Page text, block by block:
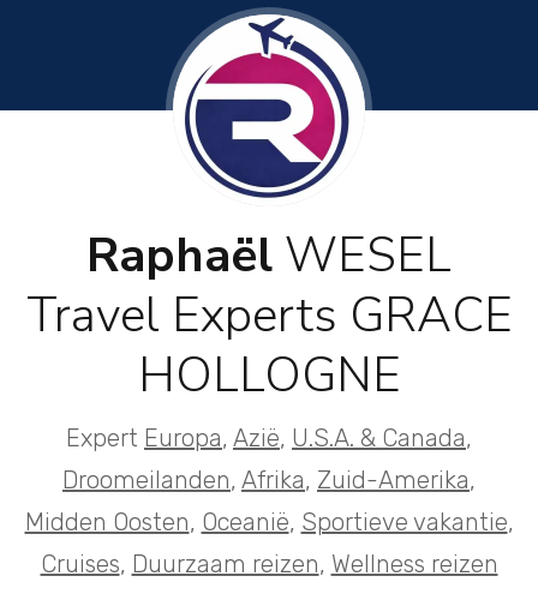
Raphaël WESEL
Travel Experts GRACE
HOLLOGNE
Expert Europa, Azië, U.S.A. & Canada,
Droomeilanden, Afrika, Zuid-Amerika,
Midden Oosten, Oceanië, Sportieve vakantie,
Cruises, Duurzaam reizen, Wellness reizen